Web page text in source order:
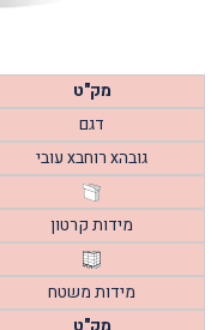
מק"ט
דגם
עובי xרוחב xגובה
מידות קרטון
מידות משטח